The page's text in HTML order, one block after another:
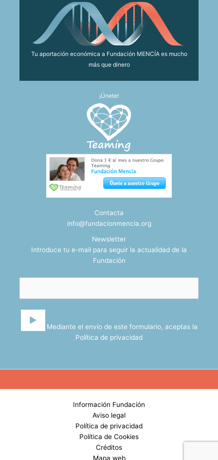
Tu aportación económica a Fundación MENCÍA es mucho
más que dinero
¡Únete!
Contacta
info@fundacionmencia.org
Newsletter
Introduce tu e-mail para seguir la actualidad de la
Fundación
Mediante el envío de este formulario, aceptas la
Política de privacidad
Información Fundación
Aviso legal
Política de privacidad
Política de Cookies
Créditos
Mapa web